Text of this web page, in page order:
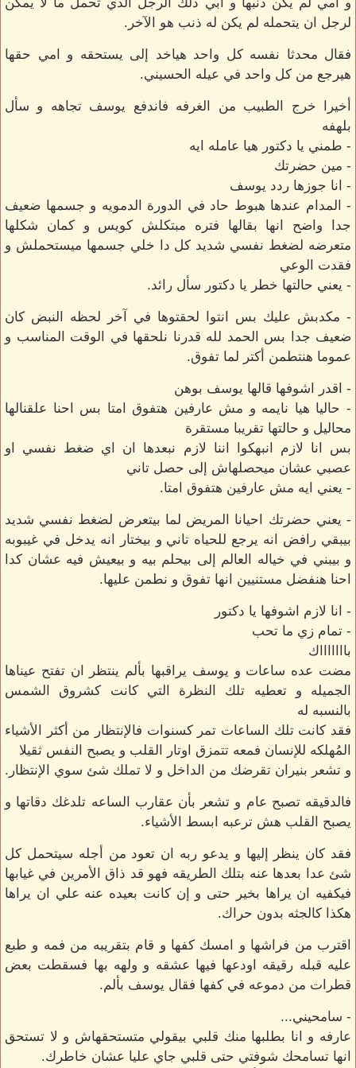
لرجل ان يتحمله لم يكن له ذنب هو الآخر.
فقال محدثا نفسه كل واحد هياخد إلى يستحقه و امي حقها
هيرجع من كل واحد في عيله الحسيني.
أخيرا خرج الطبيب من الغرفه فاندفع يوسف تجاهه و سأل
بلهفه
- طمني يا دكتور هيا عامله ايه
- مين حضرتك
- انا جوزها ردد يوسف
- المدام عندها هبوط حاد في الدورة الدمويه و جسمها ضعيف
جدا واضح انها بقالها فتره مبتكلش كويس و كمان شكلها
متعرضه لضغط نفسي شديد كل دا خلي جسمها ميستحملش و
فقدت الوعي
- يعني حالتها خطر يا دكتور سأل رائد.
- مكدبش عليك بس انتوا لحقتوها في آخر لحظه النبض كان
ضعيف جدا بس الحمد لله قدرنا نلحقها في الوقت المناسب و
عموما هنتطمن أكتر لما تفوق.
- اقدر اشوفها قالها يوسف بوهن
- حاليا هيا نايمه و مش عارفين هتفوق امتا بس احنا علقنالها
محاليل و حالتها تقريبا مستقرة
بس انا لازم انبهكوا اننا لازم نبعدها ان اي ضغط نفسي او
عصبي عشان ميحصلهاش إلى حصل تاني
- يعني ايه مش عارفين هتفوق امتا.
- يعني حضرتك احيانا المريض لما بيتعرض لضغط نفسي شديد
بيبقي رافض انه يرجع للحياه تاني و بيختار انه يدخل في غيبوبه
و بيبني في خياله العالم إلى بيحلم بيه و بيعيش فيه عشان كدا
احنا هنفضل مستنيين انها تفوق و نطمن عليها.
- انا لازم اشوفها يا دكتور
- تمام زي ما تحب
باااااااك
مضت عده ساعات و يوسف يراقبها بألم ينتظر ان تفتح عيناها
الجميله و تعطيه تلك النظرة التي كانت كشروق الشمس
بالنسبه له
فقد كانت تلك الساعات تمر كسنوات فالإنتظار من أكثر الأشياء
المُهلكه للإنسان فمعه تتمزق اوتار القلب و يصبح النفس ثقيلا
و تشعر بنيران تقرضك من الداخل و لا تملك شئ سوي الإنتظار.
فالدقيقه تصبح عام و تشعر بأن عقارب الساعه تلدغك دقاتها و
يصبح القلب هش ترعبه ابسط الأشياء.
فقد كان ينظر إليها و يدعو ربه ان تعود من أجله سيتحمل كل
شئ عدا بعدها عنه بتلك الطريقه فهو قد ذاق الأمرين في غيابها
فيكفيه ان يراها بخير حتى و إن كانت بعيده عنه علي ان يراها
هكذا كالجثه بدون حراك.
اقترب من فراشها و امسك كفها و قام بتقريبه من فمه و طبع
عليه قبله رقيقه اودعها فيها عشقه و ولهه بها فسقطت بعض
قطرات من دموعه في كفها فقال يوسف بألم.
- سامحيني...
عارفه و انا بطلبها منك قلبي بيقولي متستحقهاش و لا تستحق
انها تسامحك شوفتي حتى قلبي جاي عليا عشان خاطرك.